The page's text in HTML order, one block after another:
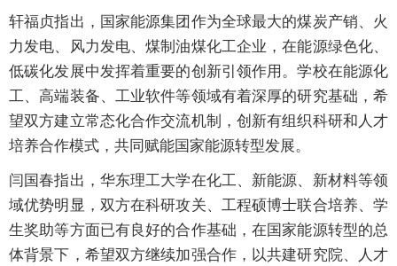
轩福贞指出，国家能源集团作为全球最大的煤炭产销、火
力发电、风力发电、煤制油煤化工企业，在能源绿色化、
低碳化发展中发挥着重要的创新引领作用。学校在能源化
工、高端装备、工业软件等领域有着深厚的研究基础，希
望双方建立常态化合作交流机制，创新有组织科研和人才
培养合作模式，共同赋能国家能源转型发展。
闫国春指出，华东理工大学在化工、新能源、新材料等领
域优势明显，双方在科研攻关、工程硕博士联合培养、学
生奖助等方面已有良好的合作基础，在国家能源转型的总
体背景下，希望双方继续加强合作，以共建研究院、人才